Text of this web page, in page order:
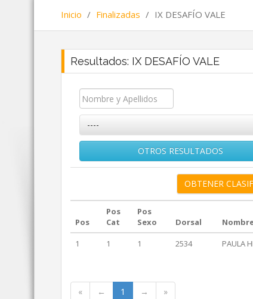
Inicio / Finalizadas / IX DESAFÍO VALE
Resultados: IX DESAFÍO VALE
----
OTROS RESULTADOS
Pos
Pos
Cat
Pos
Sexo
Dorsal
1
1 1 2534 PAULA
« ← 1 → »